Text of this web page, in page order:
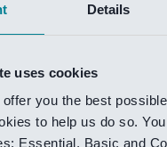
Details
uses cookies
you the best
to help us do so.
Essential, Basic and
Kempen Research
is deze